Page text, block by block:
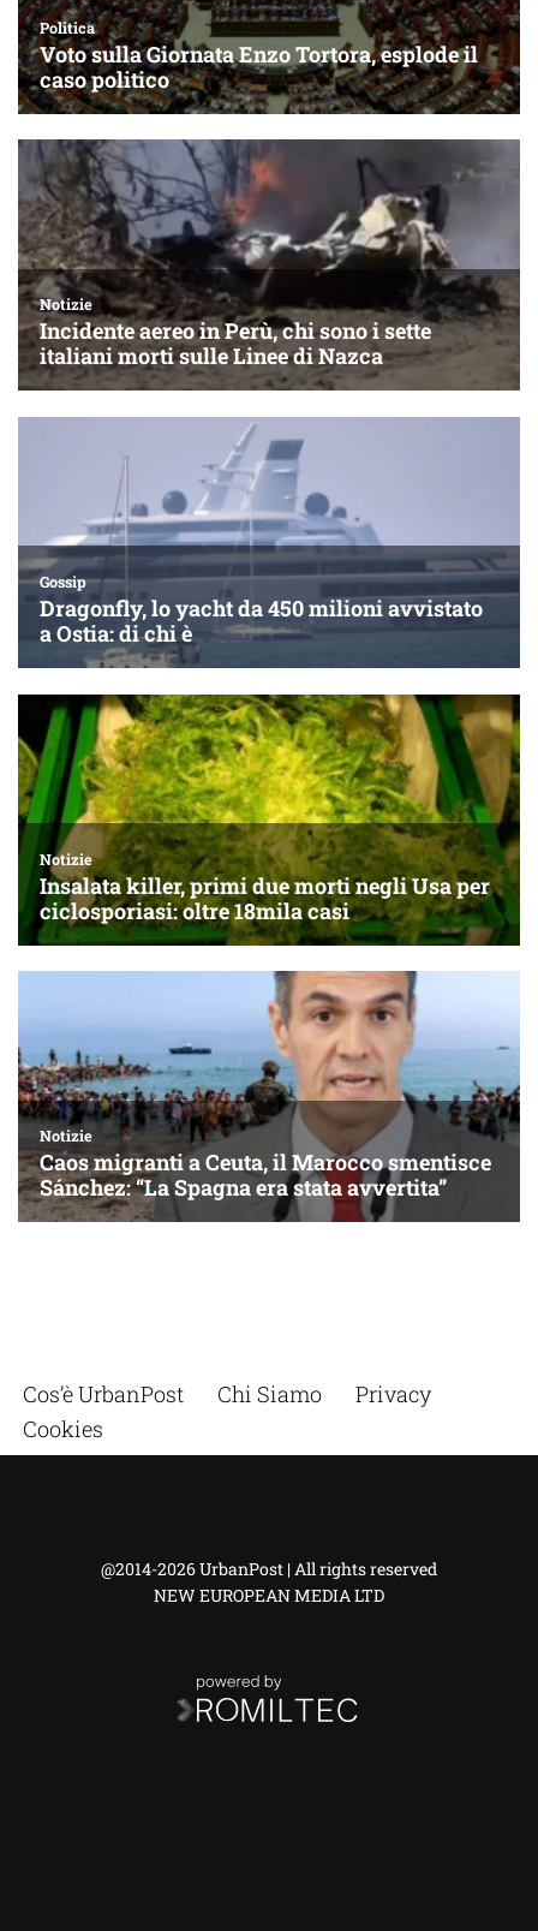
Cos’è UrbanPost Chi Siamo
Privacy
Cookies
@2014-2026 UrbanPost | All rights reserved
NEW EUROPEAN MEDIA LTD